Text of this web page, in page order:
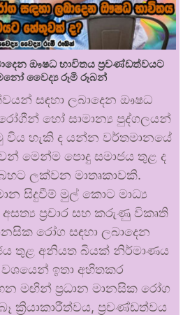
ඖෂධ භාවිතය ප්‍රචණ්ඩත්වයට
වෛද්‍ය රූමි රූබන්
සඳහා ලබාදෙන ඖෂධ
හෝ සාමාන්‍ය පුද්ගලයන්
විය හැකි ද යන්න වර්තමානයේ
මෙන්ම පොදු සමාජය තුළ ද
ලක්වන මාතෘකාවකි.
සිදුවීම් මුල් කොට මාධ්‍ය
ප්‍රචාර සහ කරුණු විකෘති
රෝග සඳහා ලබාදෙන
තුළ අනියත බියක් නිර්මාණය
ඉතා අහිතකර
මඟින් ප්‍රධාන මානසික රෝග
ක්‍රියාකාරීත්වය, ප්‍රචණ්ඩත්වය